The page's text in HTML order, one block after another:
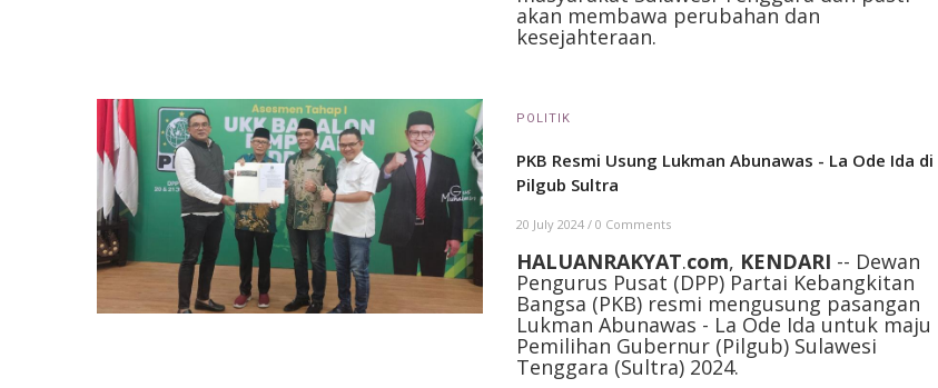
akan membawa perubahan dan
kesejahteraan.
POLITIK
PKB Resmi Usung Lukman Abunawas - La Ode Ida di
Pilgub Sultra
20 July 2024 / 0 Comments
HALUANRAKYAT.com, KENDARI -- Dewan
Pengurus Pusat (DPP) Partai Kebangkitan
Bangsa (PKB) resmi mengusung pasangan
Lukman Abunawas - La Ode Ida untuk maju
Pemilihan Gubernur (Pilgub) Sulawesi
Tenggara (Sultra) 2024.